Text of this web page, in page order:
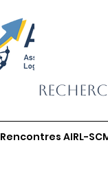
Rencontres AIRL-